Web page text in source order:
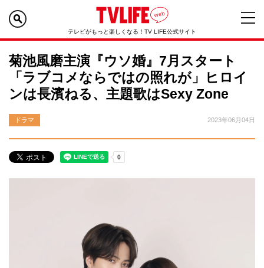
テレビがもっと楽しくなる！TV LIFE公式サイト
菊池風磨主演『ウソ婚』7月スタート
「ラブコメならではの照れが」ヒロイ
ンは長濱ねる、主題歌はSexy Zone
ドラマ 2023年06月04日